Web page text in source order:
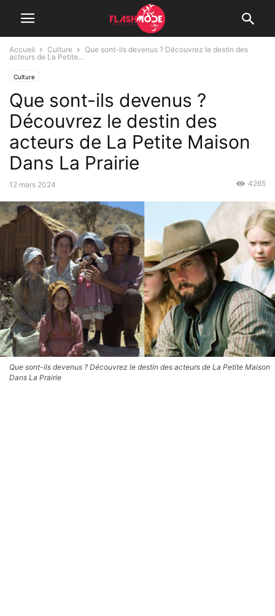
Accueil Culture
Que sont-ils devenus ? Découvrez le destin des
acteurs de La Petite...
Culture
Que sont-ils devenus ?
Découvrez le destin des
acteurs de La Petite Maison
Dans La Prairie
12 mars 2024 4265
Que sont-ils devenus ? Découvrez le destin des acteurs de La Petite Maison
Dans La Prairie